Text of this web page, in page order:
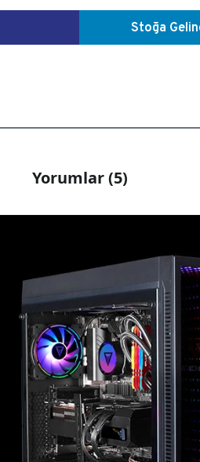
Stoğa
Yorumlar (5)